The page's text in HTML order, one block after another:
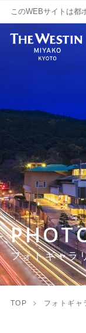
フォトギャラ
このWEBサイトは都
TOP フォトギャ